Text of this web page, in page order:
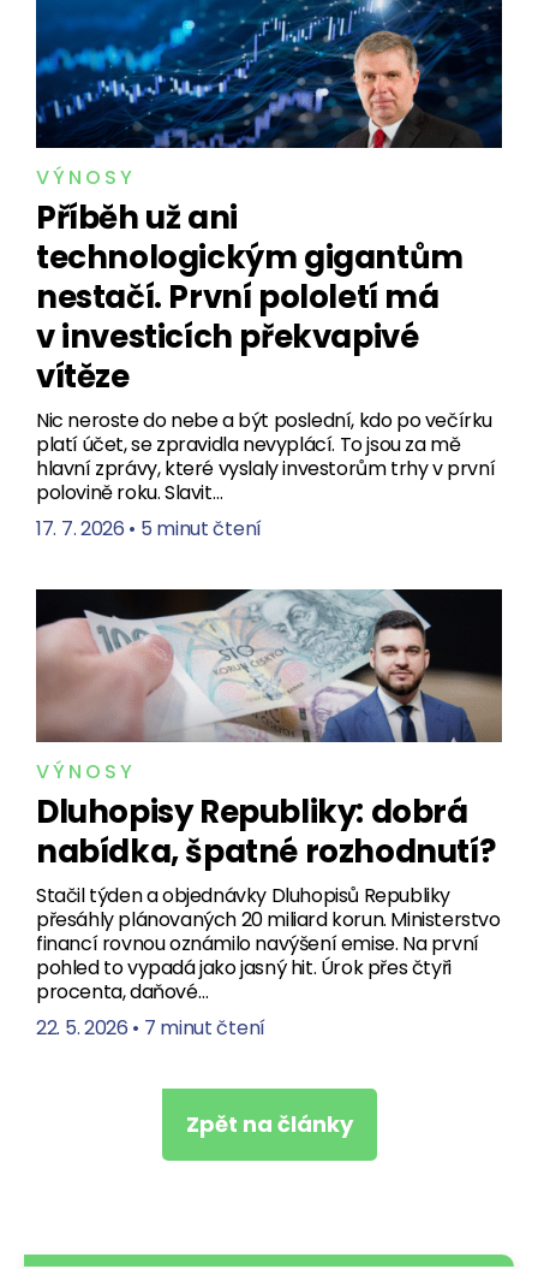
VÝNOSY
Příběh už ani
technologickým gigantům
nestačí. První pololetí má
v investicích překvapivé
vítěze
Nic neroste do nebe a být poslední, kdo po večírku
platí účet, se zpravidla nevyplácí. To jsou za mě
hlavní zprávy, které vyslaly investorům trhy v první
polovině roku. Slavit…
17. 7. 2026 • 5 minut čtení
VÝNOSY
Dluhopisy Republiky: dobrá
nabídka, špatné rozhodnutí?
Stačil týden a objednávky Dluhopisů Republiky
přesáhly plánovaných 20 miliard korun. Ministerstvo
financí rovnou oznámilo navýšení emise. Na první
pohled to vypadá jako jasný hit. Úrok přes čtyři
procenta, daňové…
22. 5. 2026 • 7 minut čtení
Zpět na články